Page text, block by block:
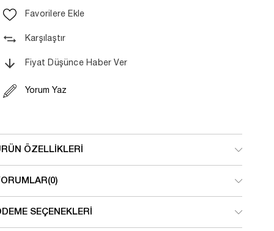
Favorilere Ekle
Karşılaştır
Fiyat Düşünce Haber Ver
Yorum Yaz
ÖZELLIKLERI
(0)
SEÇENEKLERI